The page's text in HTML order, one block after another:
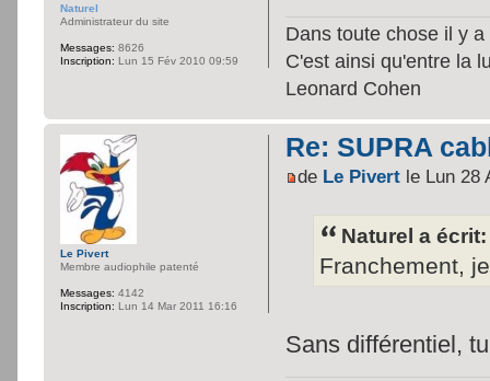
Dans toute chose il y
C'est ainsi qu'entre la
Leonard Cohen
Naturel
Administrateur du site
Messages: 8626
Inscription: Lun 15 Fév 2010 09:59
Re: SUPRA
de Le Pivert le Lun 28
Naturel a écrit:
Franchement,
Sans différentiel,
Le Pivert
Membre audiophile patenté
Messages: 4142
Inscription: Lun 14 Mar 2011 16:16